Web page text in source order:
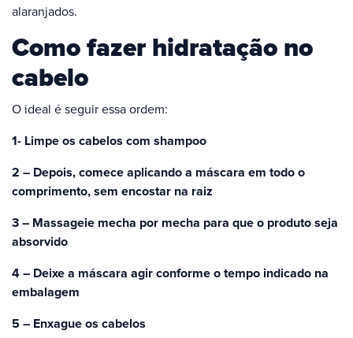
alaranjados.
Como fazer hidratação no
cabelo
O ideal é seguir essa ordem:
1- Limpe os cabelos com shampoo
2 – Depois, comece aplicando a máscara em todo o
comprimento, sem encostar na raiz
3 – Massageie mecha por mecha para que o produto seja
absorvido
4 – Deixe a máscara agir conforme o tempo indicado na
embalagem
5 – Enxague os cabelos